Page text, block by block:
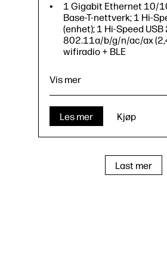
1 Gigabit Ethernet 10/
Base-T-nettverk; 1 Hi-
(enhet); 1 Hi-Speed USB
802.11a/b/g/n/ac/ax
wifiradio + BLE
Vis mer
Les mer Kjøp
Last mer